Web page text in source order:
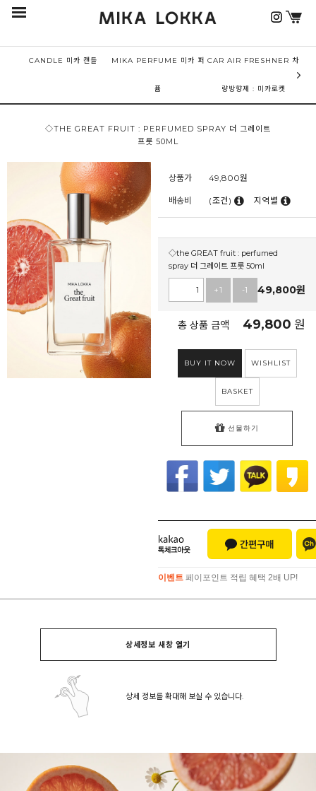
CANDLE 미카 캔들 MIKA PERFUME 미카 퍼
퓸
CAR AIR FRESHNER 차
량방향제 : 미카로켓
◇THE GREAT FRUIT : PERFUMED SPRAY 더 그레이트
프룻 50ML
상품가 49,800원
배송비 (조건) 지역별
◇the GREAT fruit : perfumed
spray 더 그레이트 프룻 50ml
+1 -1 49,800원
총 상품 금액 49,800 원
BUY IT NOW WISHLIST
BASKET
선물하기
이벤트 페이포인트 적립 혜택 2배 UP!
이벤트페이포인트 적립 혜택 2배 UP!
상세정보 새창 열기
상세 정보를 확대해 보실 수 있습니다.